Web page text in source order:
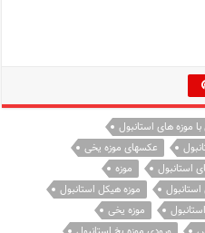
موزه های استانبول
عکسهای موزه یخی
استانبول
موزه
موزه هیکل استانبول
موزه یخی